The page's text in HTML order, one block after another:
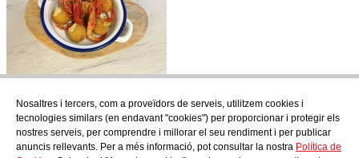
Nosaltres i tercers, com a proveïdors de serveis, utilitzem cookies i
tecnologies similars (en endavant "cookies") per proporcionar i protegir els
nostres serveis, per comprendre i millorar el seu rendiment i per publicar
anuncis rellevants. Per a més informació, pot consultar la nostra Política de
Subscriu-te
Descobreix tot el que es cou a AudensFood.